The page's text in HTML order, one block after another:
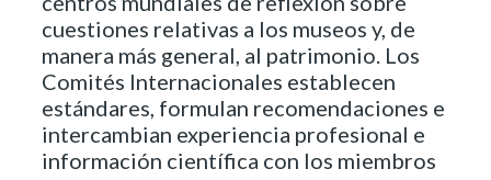
cuestiones relativas a los museos y, de
manera más general, al patrimonio. Los
Comités Internacionales establecen
estándares, formulan recomendaciones e
intercambian experiencia profesional e
información científica con los miembros